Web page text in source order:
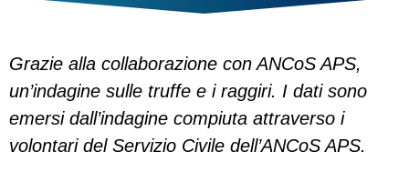
Grazie alla collaborazione con ANCoS APS,
un’indagine sulle truffe e i raggiri. I dati sono
emersi dall’indagine compiuta attraverso i
volontari del Servizio Civile dell’ANCoS APS.